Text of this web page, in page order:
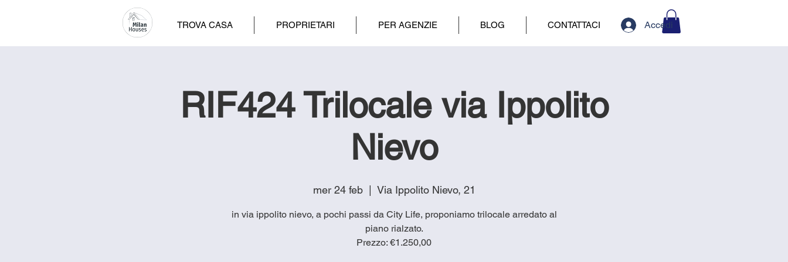
TROVA CASA PROPRIETARI PER AGENZIE BLOG CONTATTACI Accedi
RIF424 Trilocale via Ippolito
Nievo
mer 24 feb
  |
Via Ippolito Nievo, 21
in via ippolito nievo, a pochi passi da City Life, proponiamo trilocale arredato al
piano rialzato.